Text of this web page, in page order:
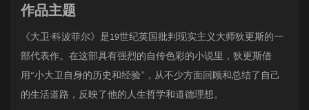
作品主题
《大卫·科波菲尔》是19世纪英国批判现实主义大师狄更斯的一
部代表作。在这部具有强烈的自传色彩的小说里，狄更斯借
用“小大卫自身的历史和经验”，从不少方面回顾和总结了自己
的生活道路，反映了他的人生哲学和道德理想。